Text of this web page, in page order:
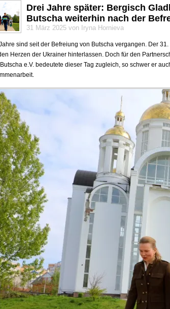
Drei Jahre später: Bergisch
Butscha weiterhin nach der
31 März 2025 von Iryna Hornieva
sind seit der Befreiung von Butscha vergangen. Der 31.
Herzen der Ukrainer hinterlassen. Doch für den
e.V. bedeutete dieser Tag zugleich, so schwer er